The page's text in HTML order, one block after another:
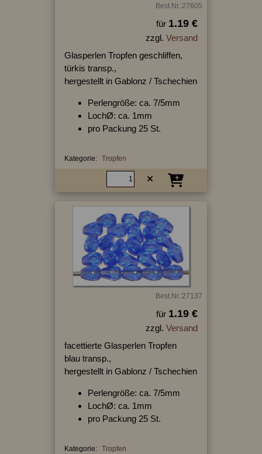
Best.Nr.:27605
für 1.19 €
zzgl. Versand
Glasperlen Tropfen geschliffen,
türkis transp.,
hergestellt in Gablonz / Tschechien
Perlengröße: ca. 7/5mm
LochØ: ca. 1mm
pro Packung 25 St.
Kategorie: Tropfen
Best.Nr.:27137
für 1.19 €
zzgl. Versand
facettierte Glasperlen Tropfen
blau transp.,
hergestellt in Gablonz / Tschechien
Perlengröße: ca. 7/5mm
LochØ: ca. 1mm
pro Packung 25 St.
Kategorie: Tropfen